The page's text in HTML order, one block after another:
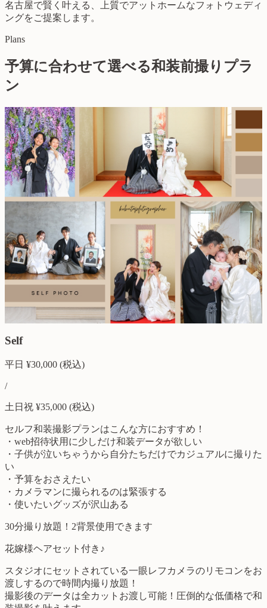
名古屋で賢く叶える、上質でアットホームなフォトウェディ
ングをご提案します。
Plans
予算に合わせて選べる和装前撮りプラ
ン
Self
平日 ¥30,000 (税込)
/
土日祝 ¥35,000 (税込)
セルフ和装撮影プランはこんな方におすすめ！
・web招待状用に少しだけ和装データが欲しい
・子供が泣いちゃうから自分たちだけでカジュアルに撮りた
い
・予算をおさえたい
・カメラマンに撮られるのは緊張する
・使いたいグッズが沢山ある
30分撮り放題！2背景使用できます
花嫁様ヘアセット付き♪
スタジオにセットされている一眼レフカメラのリモコンをお
渡しするので時間内撮り放題！
撮影後のデータは全カットお渡し可能！圧倒的な低価格で和